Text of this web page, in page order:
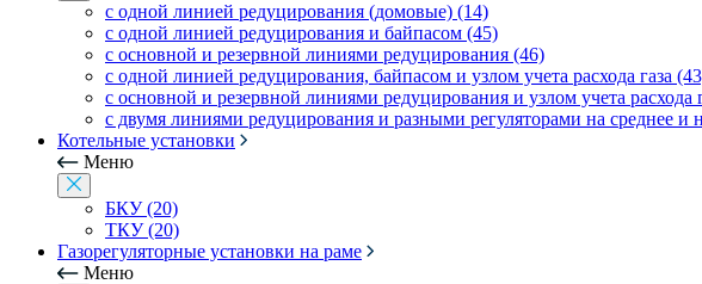
с одной линией редуцирования (домовые) (14)
с одной линией редуцирования и байпасом (45)
с основной и резервной линиями редуцирования (46)
с одной линией редуцирования, байпасом и узлом учета расхода газа
с основной и резервной линиями редуцирования и узлом учета расхода
с двумя линиями редуцирования и разными регуляторами на среднее и
Котельные установки
Меню
БКУ (20)
ТКУ (20)
Газорегуляторные установки на раме
Меню